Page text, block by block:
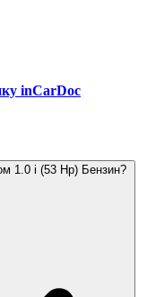
inCarDoc
1.0 i (53 Hp) Бензин?